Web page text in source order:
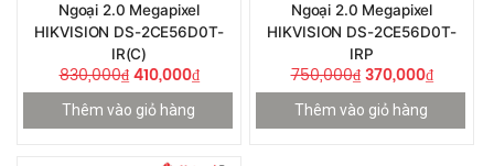
Ngoại 2.0 Megapixel
HIKVISION DS-2CE56D0T-
IR(C)
830,000₫410,000₫
Thêm vào giỏ hàng
Ngoại 2.0 Megapixel
HIKVISION DS-2CE56D0T-
IRP
750,000₫370,000₫
Thêm vào giỏ hàng